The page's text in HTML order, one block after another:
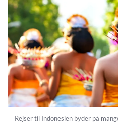
Rejser til Indonesien byder på